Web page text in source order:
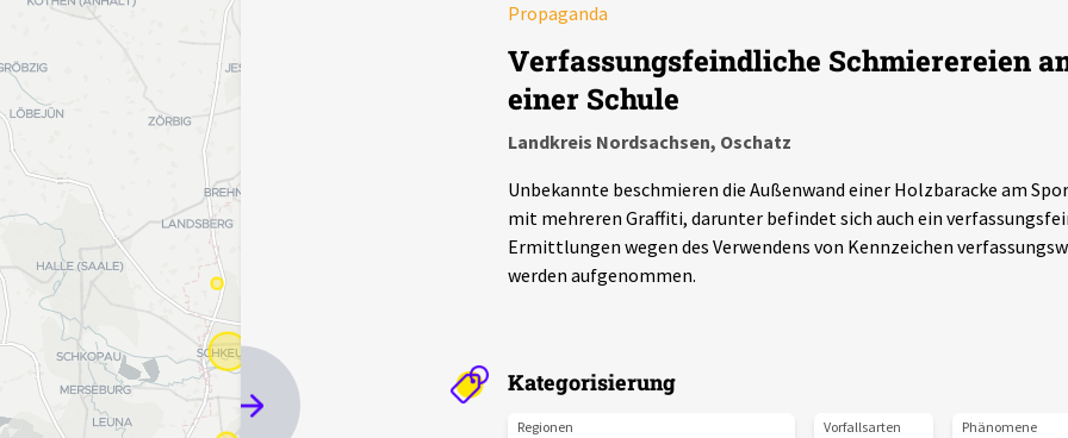
Propaganda
Verfassungsfeindliche Schmierereien
einer Schule
Landkreis Nordsachsen, Oschatz
Unbekannte beschmieren die Außenwand einer Holzbaracke am
mit mehreren Graffiti, darunter befindet sich auch ein
Ermittlungen wegen des Verwendens von Kennzeichen
werden aufgenommen.
Kategorisierung
Regionen Vorfallsarten Phänomene